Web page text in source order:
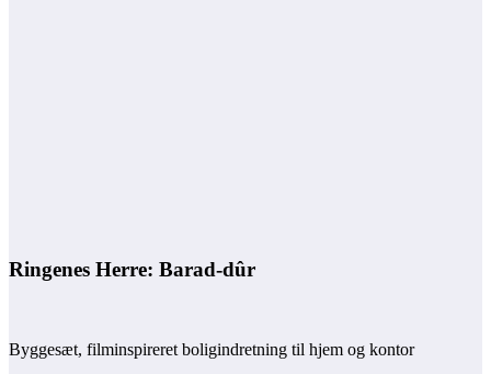
Ringenes Herre: Barad-dûr
Byggesæt, filminspireret boligindretning til hjem og kontor